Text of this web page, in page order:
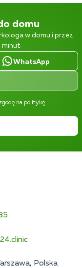
domu
w domu i przez
minut
WhatsApp
na politykę
Polska